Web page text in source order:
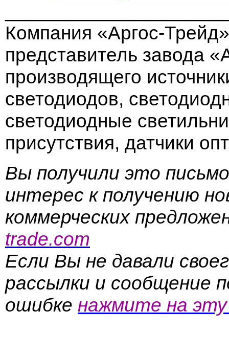
Компания «Аргос-
представитель завода
производящего
светодиодов,
светодиодные
присутствия, датчики
Вы получили это
интерес к получению
коммерческих
trade.com
Если Вы не давали
рассылки и сообщение
ошибке нажмите на эту